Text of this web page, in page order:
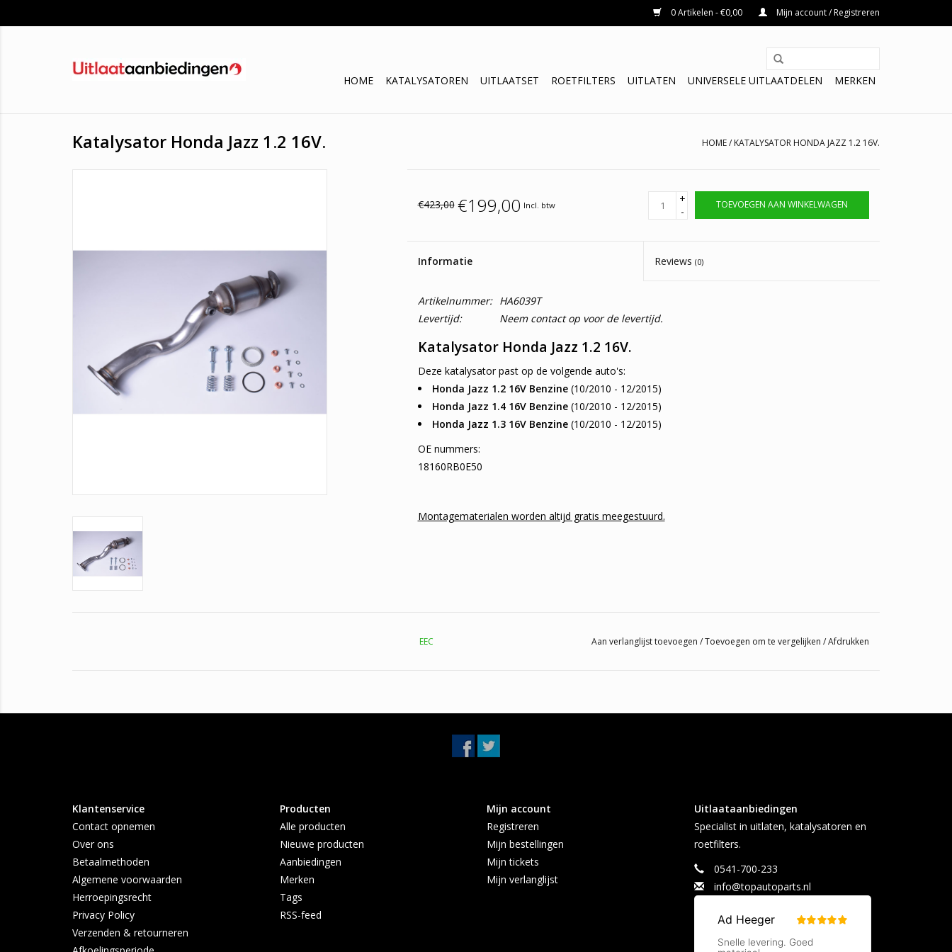
0 Artikelen - €0,00 Mijn account / Registreren
HOME KATALYSATOREN UITLAATSET ROETFILTERS UITLATEN UNIVERSELE UITLAATDELEN MERKEN
Katalysator Honda Jazz 1.2 16V. HOME/ KATALYSATOR HONDA JAZZ 1.2 16V.
€423,00 €199,00 Incl. btw
+
-
TOEVOEGEN AAN WINKELWAGEN
Informatie Reviews(0)
Artikelnummer:
HA6039T
Levertijd:
Neem contact op voor de levertijd.
Katalysator Honda Jazz 1.2 16V.
Deze katalysator past op de volgende auto's:
Honda Jazz 1.2 16V Benzine(10/2010 - 12/2015)
Honda Jazz 1.4 16V Benzine(10/2010 - 12/2015)
Honda Jazz 1.3 16V Benzine(10/2010 - 12/2015)
OE nummers:
18160RB0E50
Montagematerialen worden altijd gratis meegestuurd.
EEC Aan verlanglijst toevoegen /Toevoegen om te vergelijken /Afdrukken
Klantenservice
Contact opnemen
Over ons
Betaalmethoden
Algemene voorwaarden
Herroepingsrecht
Privacy Policy
Verzenden & retourneren
Producten
Alle producten
Nieuwe producten
Aanbiedingen
Merken
Tags
RSS-feed
Mijn account
Registreren
Mijn bestellingen
Mijn tickets
Mijn verlanglijst
Uitlaataanbiedingen
Specialist in uitlaten, katalysatoren en
roetfilters.
0541-700-233
info@topautoparts.nl